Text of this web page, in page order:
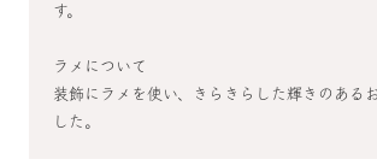
す。
ラメについて
装飾にラメを使い、きらきらした輝きのある
した。